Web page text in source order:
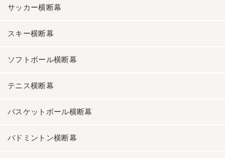
サッカー横断幕
スキー横断幕
ソフトボール横断幕
テニス横断幕
バスケットボール横断幕
バドミントン横断幕